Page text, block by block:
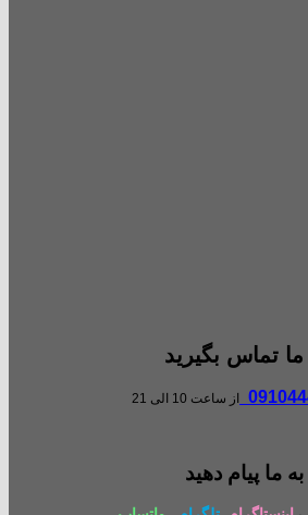
ما تماس بگیرید
از ساعت 10 الی 21
به ما پیام دهید